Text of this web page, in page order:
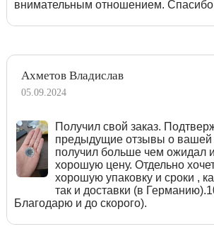
внимательным отношением.
Ахметов Владислав
05.09.2024
Получил свой заказ.
предыдущие отзывы о вашей
получил больше чем ожидал
хорошую цену. Отдельно
хорошую упаковку и сроки ,
так и доставки (в
Благодарю и до скорого).